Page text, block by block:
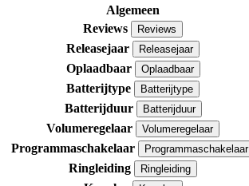
Algemeen
Reviews
Reviews
Releasejaar Releasejaar
Oplaadbaar
Oplaadbaar
Batterijtype Batterijtype
Batterijduur
Batterijduur
Volumeregelaar
Volumeregelaar
Programmaschakelaar Programmaschakelaar
Ringleiding Ringleiding